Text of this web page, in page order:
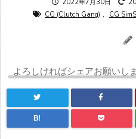
2022年7月30日
CG (Clutch Gang) , CG
よろしければシェアお願いし
B!